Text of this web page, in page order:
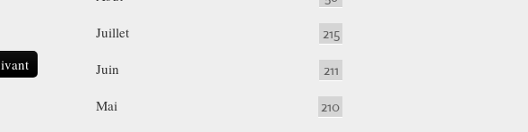
Juillet 215
Juin 211
Mai 210